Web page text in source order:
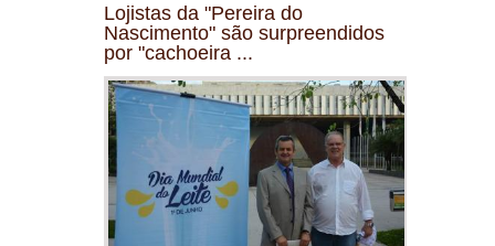
Lojistas da "Pereira do
Nascimento" são surpreendidos
por "cachoeira ...